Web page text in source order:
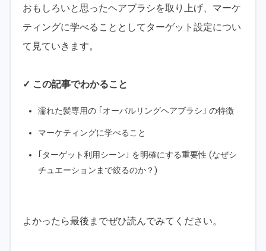
おもしろいと思ったヘアブラシを取り上げ、マーケ
ティングに学べることとしてターゲット設定につい
て見ていきます。
✓ この記事でわかること
濡れた髪専用の ｢オーバルリングヘアブラシ｣ の特徴
マーケティングに学べること
｢ターゲット利用シーン｣ を明確にする重要性 (なぜシ
チュエーションまで絞るのか？)
よかったら最後までぜひ読んでみてください。